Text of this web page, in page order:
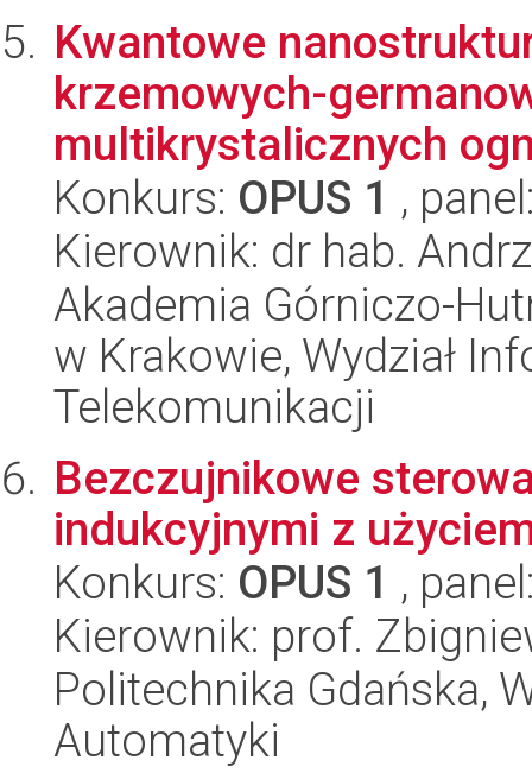
Kwantowe
krzemowych-
multikrystalicznych
Konkurs: OPUS 1 ,
Kierownik: dr hab.
Akademia Górniczo-
w Krakowie, Wydział
Telekomunikacji
Bezczujnikowe
indukcyjnymi z
Konkurs: OPUS 1 ,
Kierownik: prof.
Politechnika Gdańska,
Automatyki